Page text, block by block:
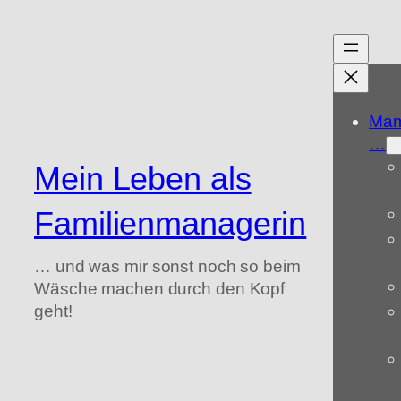
Mein Leben als
Familienmanagerin
… und was mir sonst noch so beim
Wäsche machen durch den Kopf
geht!
…